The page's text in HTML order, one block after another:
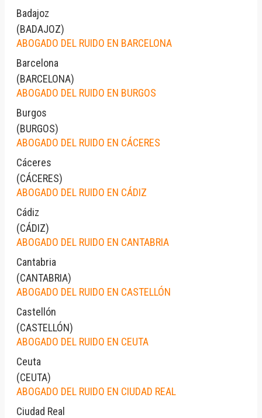
Badajoz
(BADAJOZ)
ABOGADO DEL RUIDO EN BARCELONA
Barcelona
(BARCELONA)
ABOGADO DEL RUIDO EN BURGOS
Burgos
(BURGOS)
ABOGADO DEL RUIDO EN CÁCERES
Cáceres
(CÁCERES)
ABOGADO DEL RUIDO EN CÁDIZ
Cádiz
(CÁDIZ)
ABOGADO DEL RUIDO EN CANTABRIA
Cantabria
(CANTABRIA)
ABOGADO DEL RUIDO EN CASTELLÓN
Castellón
(CASTELLÓN)
ABOGADO DEL RUIDO EN CEUTA
Ceuta
(CEUTA)
ABOGADO DEL RUIDO EN CIUDAD REAL
Ciudad Real